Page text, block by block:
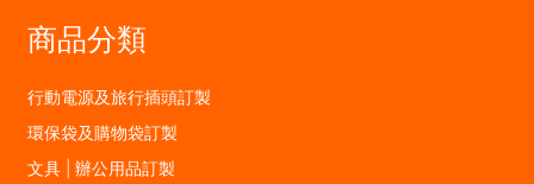
商品分類
行動電源及旅行插頭訂製
環保袋及購物袋訂製
文具 | 辦公用品訂製